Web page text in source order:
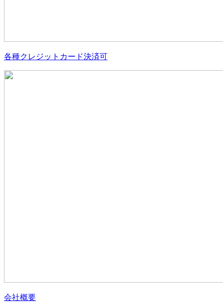
各種クレジットカード決済可
会社概要